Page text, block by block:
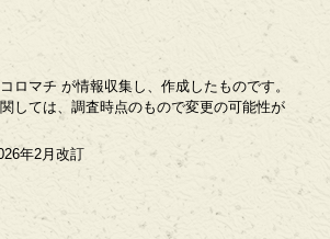
ロマチ が情報収集し、作成したものです。
しては、調査時点のもので変更の可能性が
年2月改訂